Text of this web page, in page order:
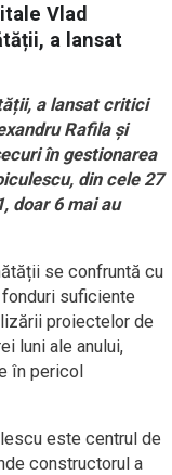
Vlad
a lansat
a lansat critici
Rafila și
în gestionarea
din cele 27
doar 6 mai au
se confruntă cu
suficiente
proiectelor de
luni ale anului,
în pericol
este centrul de
constructorul a